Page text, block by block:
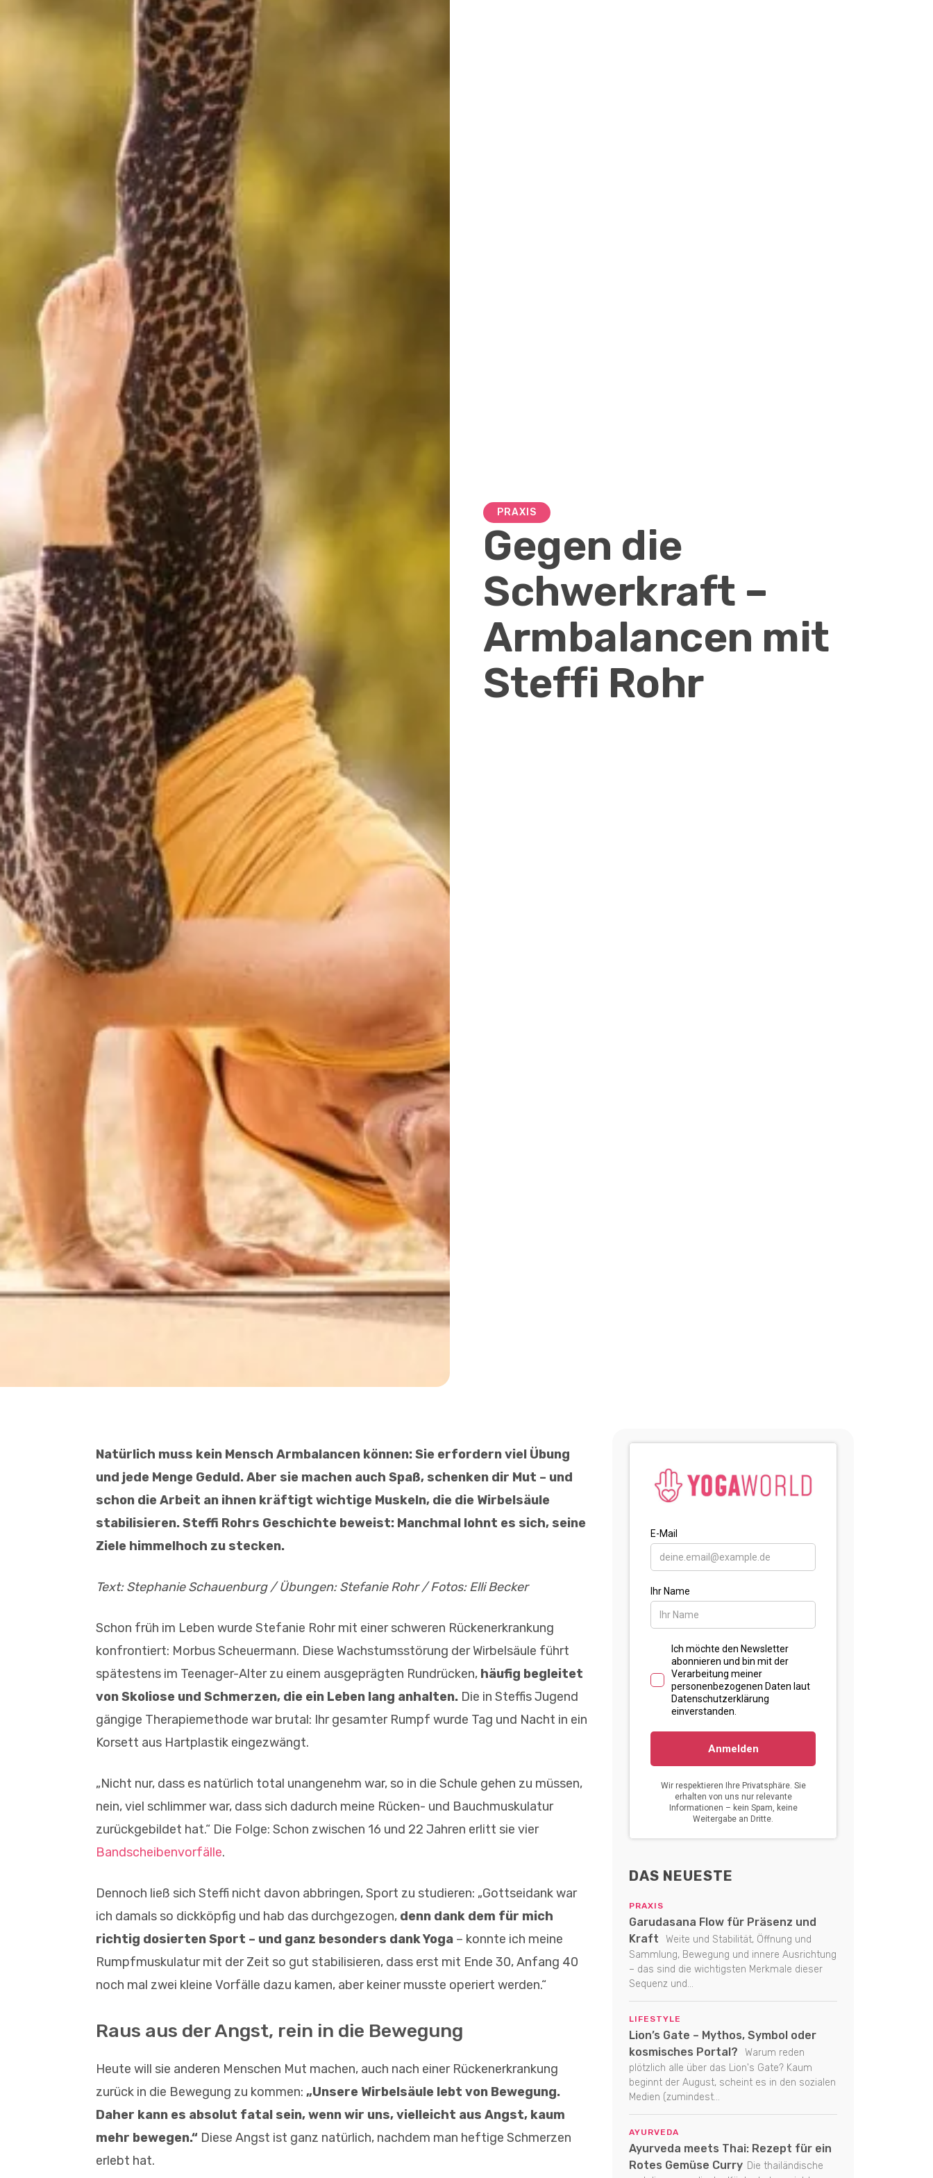
PRAXIS
Gegen die
Schwerkraft –
Armbalancen mit
Steffi Rohr
Natürlich muss kein Mensch Armbalancen können: Sie erfordern viel Übung
und jede Menge Geduld. Aber sie machen auch Spaß, schenken dir Mut – und
schon die Arbeit an ihnen kräftigt wichtige Muskeln, die die Wirbelsäule
stabilisieren. Steffi Rohrs Geschichte beweist: Manchmal lohnt es sich, seine
Ziele himmelhoch zu stecken.
Text: Stephanie Schauenburg / Übungen: Stefanie Rohr / Fotos: Elli Becker
Schon früh im Leben wurde Stefanie Rohr mit einer schweren Rückenerkrankung
konfrontiert: Morbus Scheuermann. Diese Wachstumsstörung der Wirbelsäule führt
spätestens im Teenager-Alter zu einem ausgeprägten Rundrücken, häufig begleitet
von Skoliose und Schmerzen, die ein Leben lang anhalten. Die in Steffis Jugend
gängige Therapiemethode war brutal: Ihr gesamter Rumpf wurde Tag und Nacht in ein
Korsett aus Hartplastik eingezwängt.
„Nicht nur, dass es natürlich total unangenehm war, so in die Schule gehen zu müssen,
nein, viel schlimmer war, dass sich dadurch meine Rücken- und Bauchmuskulatur
zurückgebildet hat.“ Die Folge: Schon zwischen 16 und 22 Jahren erlitt sie vier
Bandscheibenvorfälle.
Dennoch ließ sich Steffi nicht davon abbringen, Sport zu studieren: „Gottseidank war
ich damals so dickköpfig und hab das durchgezogen, denn dank dem für mich
richtig dosierten Sport – und ganz besonders dank Yoga – konnte ich meine
Rumpfmuskulatur mit der Zeit so gut stabilisieren, dass erst mit Ende 30, Anfang 40
noch mal zwei kleine Vorfälle dazu kamen, aber keiner musste operiert werden.“
Raus aus der Angst, rein in die Bewegung
Heute will sie anderen Menschen Mut machen, auch nach einer Rückenerkrankung
zurück in die Bewegung zu kommen: „Unsere Wirbelsäule lebt von Bewegung.
Daher kann es absolut fatal sein, wenn wir uns, vielleicht aus Angst, kaum
mehr bewegen.“ Diese Angst ist ganz natürlich, nachdem man heftige Schmerzen
erlebt hat.
DAS NEUESTE
PRAXIS
Garudasana Flow für Präsenz und
Kraft
Weite und Stabilität, Öffnung und
Sammlung, Bewegung und innere Ausrichtung
– das sind die wichtigsten Merkmale dieser
Sequenz und...
LIFESTYLE
Lion’s Gate – Mythos, Symbol oder
kosmisches Portal?
Warum reden
plötzlich alle über das Lion's Gate? Kaum
beginnt der August, scheint es in den sozialen
Medien (zumindest...
AYURVEDA
Ayurveda meets Thai: Rezept für ein
Rotes Gemüse Curry Die thailändische